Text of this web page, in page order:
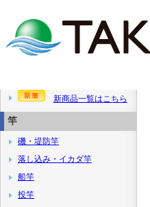
新商品一覧はこちら
竿
磯・堤防竿
落し込み・イカダ竿
船竿
投竿